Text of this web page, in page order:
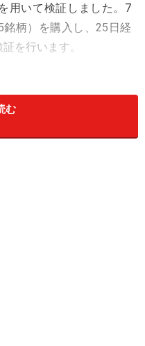
用いて検証しました。7
柄）を購入し、25日経
を行います。
業種
む